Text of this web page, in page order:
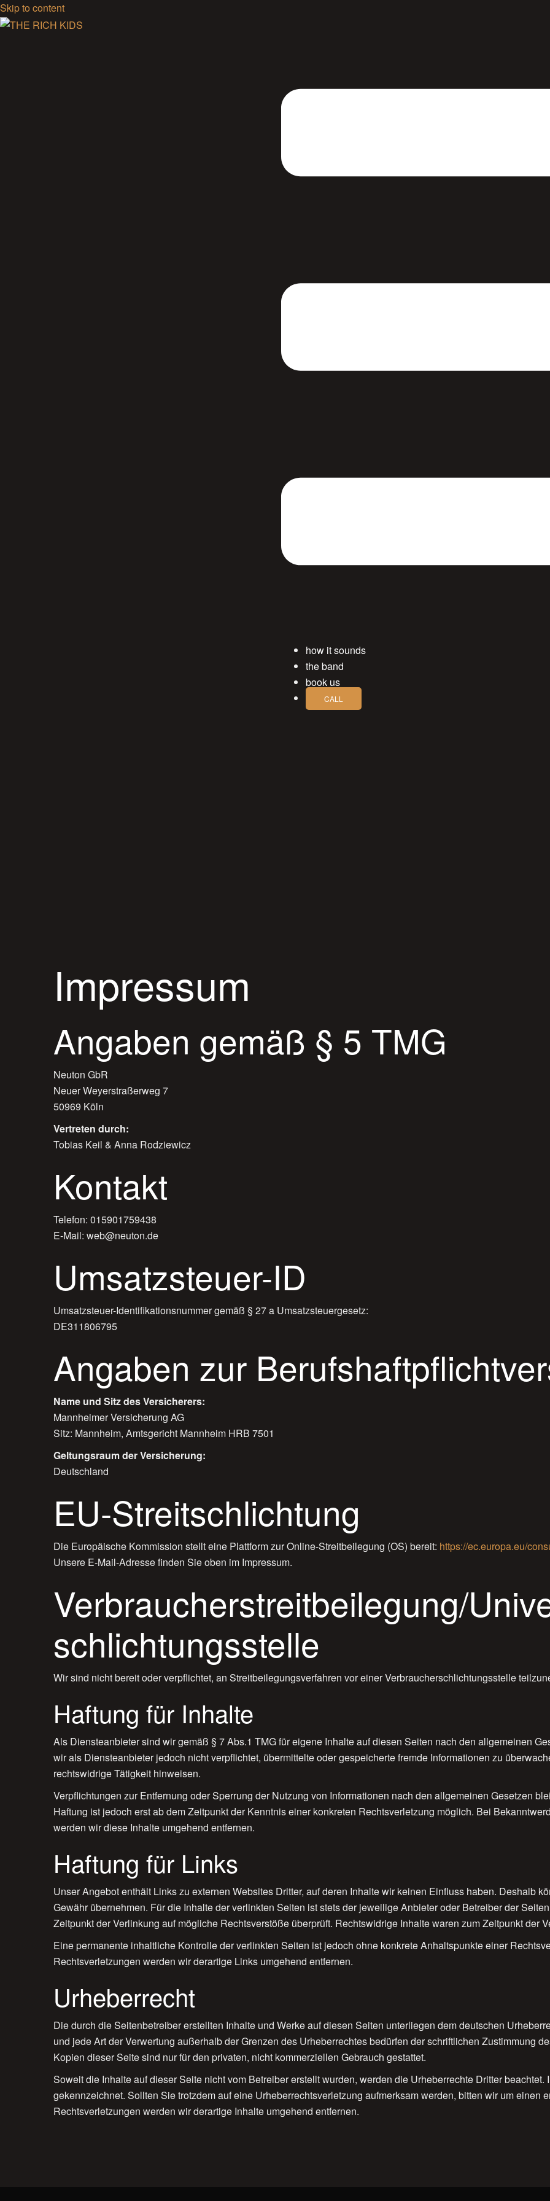
Skip to content
how it sounds
the band
book us
CALL
Impressum
Angaben gemäß § 5 TMG
Neuton GbR
Neuer Weyerstraßerweg 7
50969 Köln
Vertreten durch:
Tobias Keil & Anna Rodziewicz
Kontakt
Telefon: 015901759438
E-Mail: web@neuton.de
Umsatzsteuer-ID
Umsatzsteuer-Identifikationsnummer gemäß § 27 a Umsatzsteuergesetz:
DE311806795
Angaben zur
Name und Sitz des Versicherers:
Mannheimer Versicherung AG
Sitz: Mannheim, Amtsgericht Mannheim HRB 7501
Geltungsraum der Versicherung:
Deutschland
EU-Streitschlichtung
Die Europäische Kommission stellt eine Plattform zur Online-Streitbeilegung (OS) bereit: https://ec.europa.eu/
Unsere E-Mail-Adresse finden Sie oben im Impressum.
Verbraucher­streit­beilegung/
schlichtungs­stelle
Wir sind nicht bereit oder verpflichtet, an Streitbeilegungsverfahren vor einer Verbraucherschlichtungsstelle
Haftung für Inhalte
Als Diensteanbieter sind wir gemäß § 7 Abs.1 TMG für eigene Inhalte auf diesen Seiten nach den allgemeinen
wir als Diensteanbieter jedoch nicht verpflichtet, übermittelte oder gespeicherte fremde Informationen zu
rechtswidrige Tätigkeit hinweisen.
Verpflichtungen zur Entfernung oder Sperrung der Nutzung von Informationen nach den allgemeinen Gesetzen
Haftung ist jedoch erst ab dem Zeitpunkt der Kenntnis einer konkreten Rechtsverletzung möglich. Bei
werden wir diese Inhalte umgehend entfernen.
Haftung für Links
Unser Angebot enthält Links zu externen Websites Dritter, auf deren Inhalte wir keinen Einfluss haben. Deshalb
Gewähr übernehmen. Für die Inhalte der verlinkten Seiten ist stets der jeweilige Anbieter oder Betreiber der
Zeitpunkt der Verlinkung auf mögliche Rechtsverstöße überprüft. Rechtswidrige Inhalte waren zum Zeitpunkt der
Eine permanente inhaltliche Kontrolle der verlinkten Seiten ist jedoch ohne konkrete Anhaltspunkte einer
Rechtsverletzungen werden wir derartige Links umgehend entfernen.
Urheberrecht
Die durch die Seitenbetreiber erstellten Inhalte und Werke auf diesen Seiten unterliegen dem deutschen
und jede Art der Verwertung außerhalb der Grenzen des Urheberrechtes bedürfen der schriftlichen Zustimmung
Kopien dieser Seite sind nur für den privaten, nicht kommerziellen Gebrauch gestattet.
Soweit die Inhalte auf dieser Seite nicht vom Betreiber erstellt wurden, werden die Urheberrechte Dritter
gekennzeichnet. Sollten Sie trotzdem auf eine Urheberrechtsverletzung aufmerksam werden, bitten wir um einen
Rechtsverletzungen werden wir derartige Inhalte umgehend entfernen.